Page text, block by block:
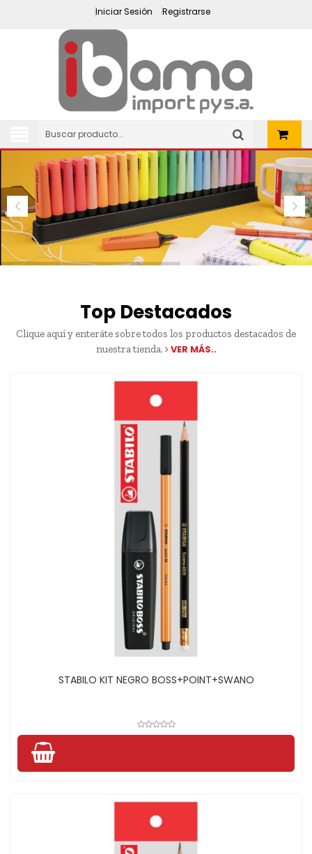
Iniciar Sesión Registrarse
Top Destacados
Clique aquí y enteráte sobre todos los productos destacados de
nuestra tienda. VER MÁS..
STABILO KIT NEGRO BOSS+POINT+SWANO